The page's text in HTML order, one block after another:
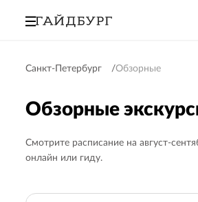
Санкт-Петербург Обзорные
Обзорные
Смотрите расписание на август-
онлайн или гиду.